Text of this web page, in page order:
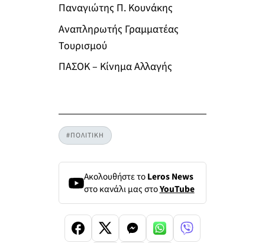
Παναγιώτης Π. Κουνάκης
Αναπληρωτής Γραμματέας
Τουρισμού
ΠΑΣΟΚ – Κίνημα Αλλαγής
#ΠΟΛΙΤΙΚΗ
Ακολουθήστε τοLeros News
στο κανάλι μας στοYouTube